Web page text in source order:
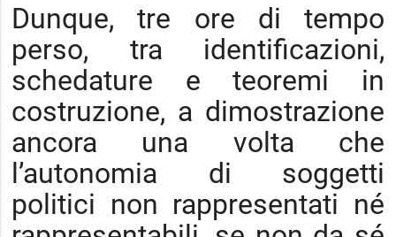
Dunque, tre ore di tempo
perso, tra identificazioni,
schedature e teoremi in
costruzione, a dimostrazione
ancora una volta che
l’autonomia di soggetti
politici non rappresentati né